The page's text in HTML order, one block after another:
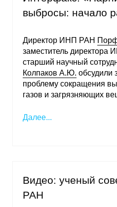
выбросы: начало
Директор ИНП РАН
заместитель директора
старший научный
Колпаков А.Ю. обсудили
проблему сокращения
газов и загрязняющих
Далее...
Видео: ученый
РАН